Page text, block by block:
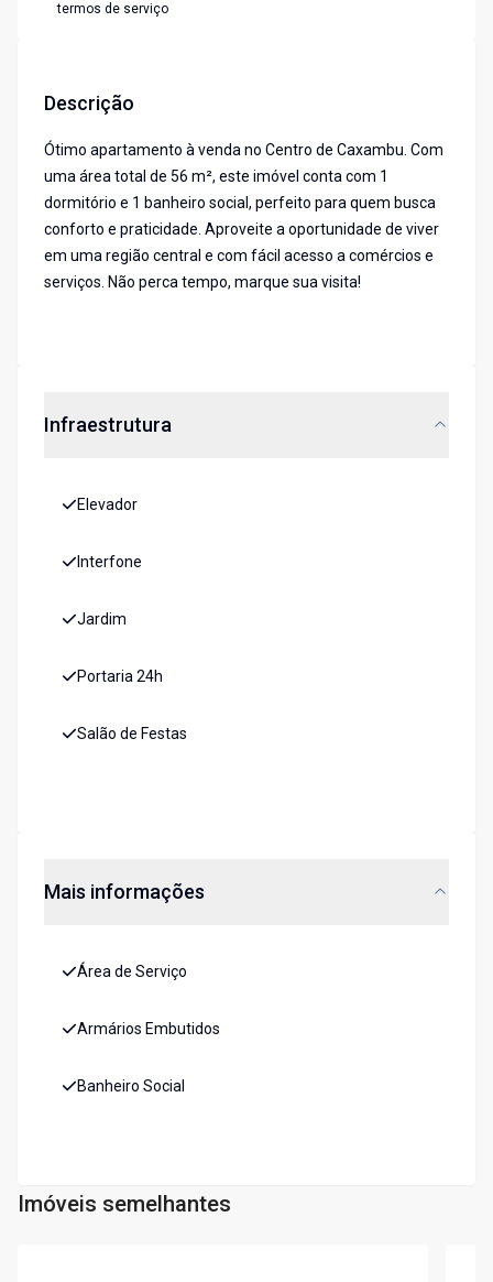
termos de serviço
Descrição
Ótimo apartamento à venda no Centro de Caxambu. Com
uma área total de 56 m², este imóvel conta com 1
dormitório e 1 banheiro social, perfeito para quem busca
conforto e praticidade. Aproveite a oportunidade de viver
em uma região central e com fácil acesso a comércios e
serviços. Não perca tempo, marque sua visita!
Infraestrutura
Elevador
Interfone
Jardim
Portaria 24h
Salão de Festas
Mais informações
Área de Serviço
Armários Embutidos
Banheiro Social
Imóveis semelhantes